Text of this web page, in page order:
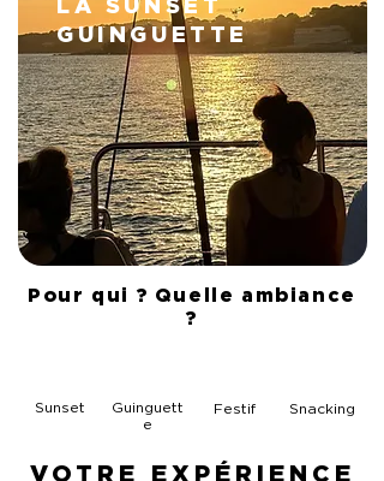
LA SUNSET
GUINGUETTE
Pour qui ? Quelle ambiance
?
Sunset
Guinguett
e
Festif Snacking
VOTRE EXPÉRIENCE